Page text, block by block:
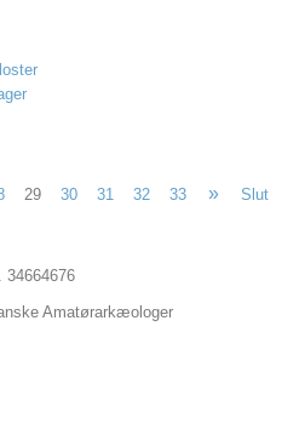
29 30 31 32 33 » Slut
34664676
Amatørarkæologer